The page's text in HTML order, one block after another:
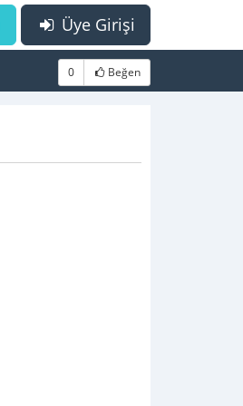
Üye Girişi
0 Beğen